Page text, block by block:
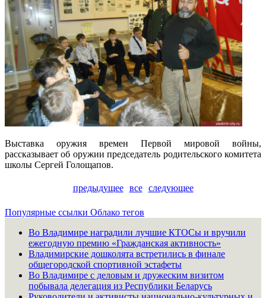
Выставка оружия времен Первой мировой войны,
рассказывает об оружии председатель родительского комитета
школы Сергей Голощапов.
предыдущее все следующее
Популярные ссылки Облако тегов
Во Владимире наградили лучшие КТОСы и вручили
ежегодную премию «Гражданская активность»
Владимирские дошколята встретились в финале
общегородской спортивной эстафеты
Во Владимире с деловым и дружеским визитом
побывала делегация из Республики Беларусь